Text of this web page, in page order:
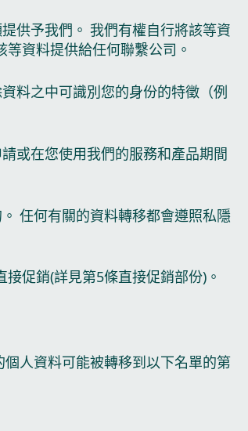
供予我們。 我們有權自行將該等資
資料提供給任何聯繫公司。
料之中可識別您的身份的特徵（例
或在您使用我們的服務和產品期間
任何有關的資料轉移都會遵照私隱
促銷(詳見第5條直接促銷部份)。
人資料可能被轉移到以下名單的第